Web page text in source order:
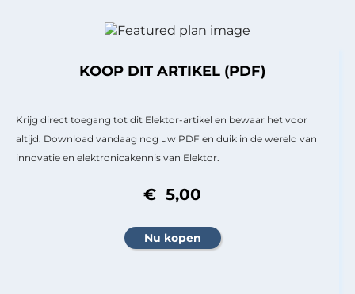
KOOP DIT ARTIKEL (PDF)
Krijg direct toegang tot dit Elektor-artikel en bewaar het voor
altijd. Download vandaag nog uw PDF en duik in de wereld van
innovatie en elektronicakennis van Elektor.
€ 5,00